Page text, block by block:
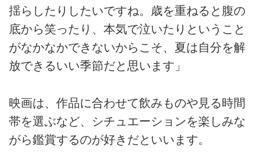
揺らしたりしたいですね。歳を重ねると腹の
底から笑ったり、本気で泣いたりということ
がなかなかできないからこそ、夏は自分を解
放できるいい季節だと思います」
映画は、作品に合わせて飲みものや見る時間
帯を選ぶなど、シチュエーションを楽しみな
がら鑑賞するのが好きだといいます。